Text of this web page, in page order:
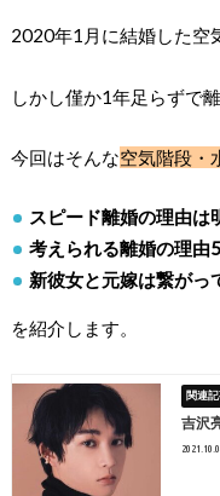
2020年1月に結婚した空
しかし僅か1年足らずで
今回はそんな空気階段・
スピード離婚の理由は
考えられる離婚の理由
新彼女と元嫁は繋がっ
を紹介します。
吉沢